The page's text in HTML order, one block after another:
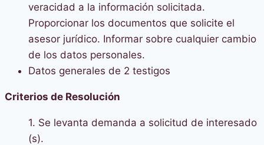
veracidad a la información solicitada.
Proporcionar los documentos que solicite el
asesor jurídico. Informar sobre cualquier cambio
de los datos personales.
Datos generales de 2 testigos
Criterios de Resolución
1. Se levanta demanda a solicitud de interesado
(s).